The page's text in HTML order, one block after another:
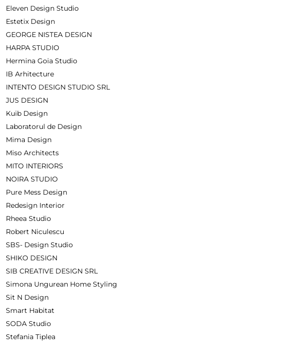
Eleven Design Studio
Estetix Design
GEORGE NISTEA DESIGN
HARPA STUDIO
Hermina Goia Studio
IB Arhitecture
INTENTO DESIGN STUDIO SRL
JUS DESIGN
Kuib Design
Laboratorul de Design
Mima Design
Miso Architects
MITO INTERIORS
NOIRA STUDIO
Pure Mess Design
Redesign Interior
Rheea Studio
Robert Niculescu
SBS- Design Studio
SHIKO DESIGN
SIB CREATIVE DESIGN SRL
Simona Ungurean Home Styling
Sit N Design
Smart Habitat
SODA Studio
Stefania Tiplea